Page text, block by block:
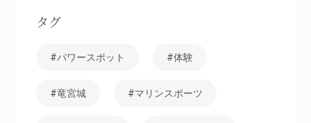
タグ
パワースポット 体験
竜宮城 マリンスポーツ